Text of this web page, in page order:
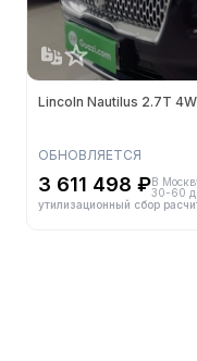
Lincoln Nautilus 2.7T
ОБНОВЛЯЕТСЯ
3 611 498 ₽В
30-60
утилизационный сбор